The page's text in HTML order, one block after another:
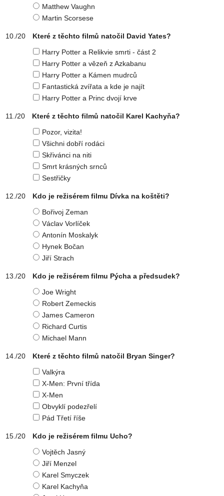
Matthew Vaughn
Martin Scorsese
Které z těchto filmů natočil David Yates?
Harry Potter a Relikvie smrti - část 2
Harry Potter a vězeň z Azkabanu
Harry Potter a Kámen mudrců
Fantastická zvířata a kde je najít
Harry Potter a Princ dvojí krve
Které z těchto filmů natočil Karel Kachyňa?
Pozor, vizita!
Všichni dobří rodáci
Skřivánci na niti
Smrt krásných srnců
Sestřičky
Kdo je režisérem filmu Dívka na koštěti?
Bořivoj Zeman
Václav Vorlíček
Antonín Moskalyk
Hynek Bočan
Jiří Strach
Kdo je režisérem filmu Pýcha a předsudek?
Joe Wright
Robert Zemeckis
James Cameron
Richard Curtis
Michael Mann
Které z těchto filmů natočil Bryan Singer?
Valkýra
X-Men: První třída
X-Men
Obvyklí podezřelí
Pád Třetí říše
Kdo je režisérem filmu Ucho?
Vojtěch Jasný
Jiří Menzel
Karel Smyczek
Karel Kachyňa